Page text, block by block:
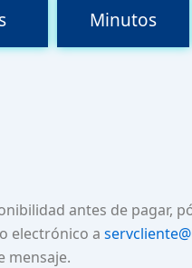
Minutos
antes de pagar,
electrónico a
mensaje.